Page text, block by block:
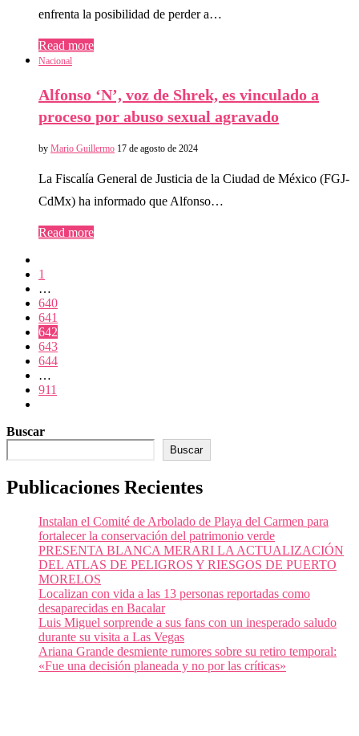
enfrenta la posibilidad de perder a…
Read more
Nacional
Alfonso ‘N’, voz de Shrek, es vinculado a
proceso por abuso sexual agravado
by Mario Guillermo 17 de agosto de 2024
La Fiscalía General de Justicia de la Ciudad de México (FGJ-
CdMx) ha informado que Alfonso…
Read more
1
…
640
641
642
643
644
…
911
Buscar
Buscar
Publicaciones Recientes
Instalan el Comité de Arbolado de Playa del Carmen para
fortalecer la conservación del patrimonio verde
PRESENTA BLANCA MERARI LA ACTUALIZACIÓN
DEL ATLAS DE PELIGROS Y RIESGOS DE PUERTO
MORELOS
Localizan con vida a las 13 personas reportadas como
desaparecidas en Bacalar
Luis Miguel sorprende a sus fans con un inesperado saludo
durante su visita a Las Vegas
Ariana Grande desmiente rumores sobre su retiro temporal:
«Fue una decisión planeada y no por las críticas»